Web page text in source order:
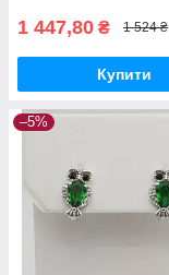
1 447,80 ₴ 1 524 ₴
Купити
–5%